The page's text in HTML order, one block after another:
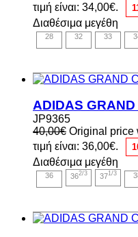
τιμή είναι: 34,00€.
Διαθέσιμα μεγέθη
28 32 33
JP9365
40,00€ Original price
τιμή είναι: 36,00€.
Διαθέσιμα μεγέθη
36 362/3 371/3